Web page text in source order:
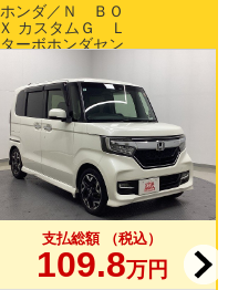
ホンダ／Ｎ ＢＯ
Ｘ カスタムＧ Ｌ
ターボホンダセン
ースライドドア
純正15インチAW
純正ナビTV バッ
クカメラ ドラレ
WEB目玉車!!
支払総額 （税込）
109.8万円